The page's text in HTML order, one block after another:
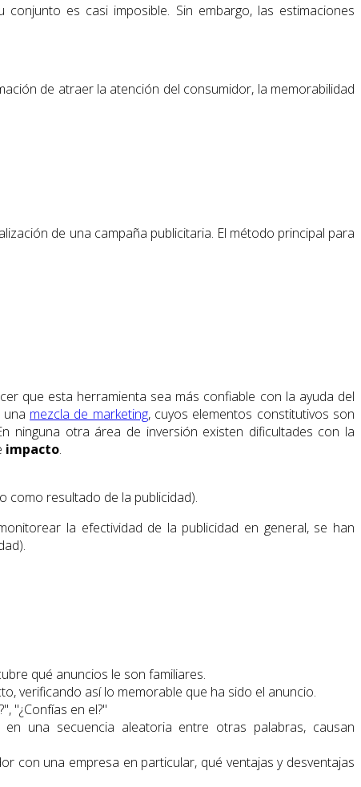
es casi imposible. Sin embargo, las estimaciones
de atraer la atención del consumidor, la memorabilidad
de una campaña publicitaria. El método principal para
que esta herramienta sea más confiable con la ayuda del
mezcla de marketing, cuyos elementos constitutivos son
ninguna otra área de inversión existen dificultades con la
impacto.
como resultado de la publicidad).
la efectividad de la publicidad en general, se han
qué anuncios le son familiares.
verificando así lo memorable que ha sido el anuncio.
"¿Confías en el?"
una secuencia aleatoria entre otras palabras, causan
con una empresa en particular, qué ventajas y desventajas